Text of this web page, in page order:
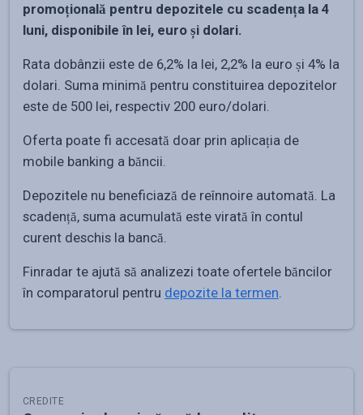
promoțională pentru depozitele cu scadența la 4
luni, disponibile în lei, euro și dolari.
Rata dobânzii este de 6,2% la lei, 2,2% la euro și 4% la
dolari. Suma minimă pentru constituirea depozitelor
este de 500 lei, respectiv 200 euro/dolari.
Oferta poate fi accesată doar prin aplicația de
mobile banking a băncii.
Depozitele nu beneficiază de reînnoire automată. La
scadență, suma acumulată este virată în contul
curent deschis la bancă.
Finradar te ajută să analizezi toate ofertele băncilor
în comparatorul pentru depozite la termen.
CREDITE